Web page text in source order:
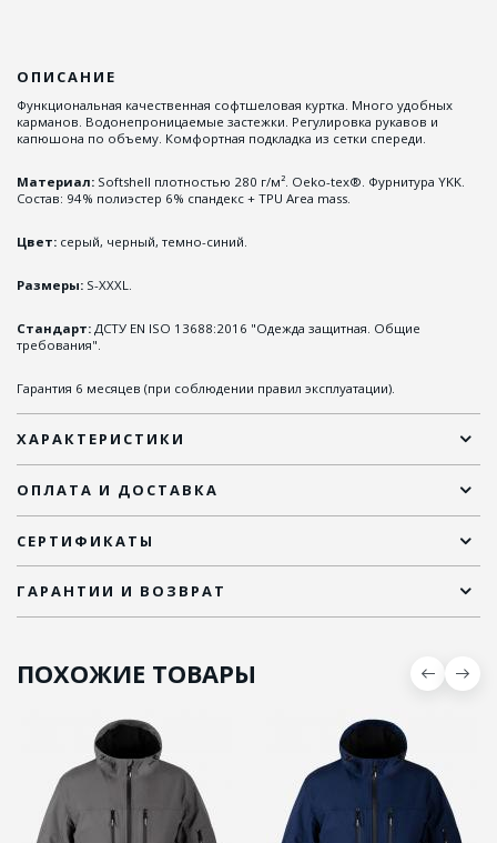
ОПИСАНИЕ
Функциональная качественная софтшеловая куртка. Много удобных
карманов. Водонепроницаемые застежки. Регулировка рукавов и
капюшона по объему. Комфортная подкладка из сетки спереди.
Материал: Softshell плотностью 280 г/м². Oeko-tex®. Фурнитура YKK.
Состав: 94% полиэстер 6% спандекс + TPU Area mass.
Цвет: серый, черный, темно-синий.
Размеры: S-XXXL.
Стандарт: ДСТУ EN ISO 13688:2016 "Одежда защитная. Общие
требования".
Гарантия 6 месяцев (при соблюдении правил эксплуатации).
ХАРАКТЕРИСТИКИ
ОПЛАТА И ДОСТАВКА
СЕРТИФИКАТЫ
ГАРАНТИИ И ВОЗВРАТ
ПОХОЖИЕ ТОВАРЫ